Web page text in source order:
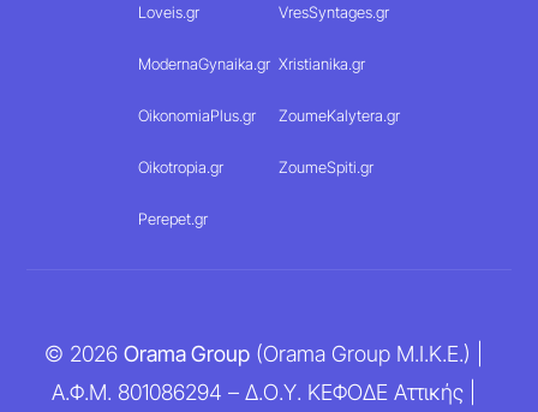
Loveis.gr VresSyntages.gr
ModernaGynaika.gr Xristianika.gr
OikonomiaPlus.gr ZoumeKalytera.gr
Oikotropia.gr ZoumeSpiti.gr
Perepet.gr
© 2026 Orama Group(Orama Group Μ.Ι.Κ.Ε.) |
Α.Φ.Μ. 801086294 – Δ.Ο.Υ. ΚΕΦΟΔΕ Αττικής |